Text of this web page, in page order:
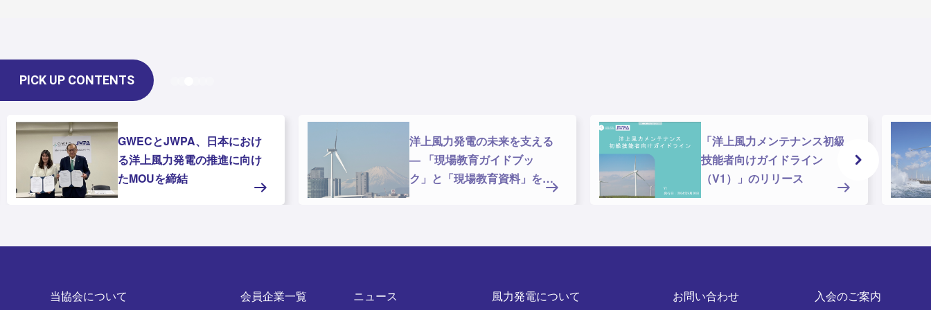
PICK UP CONTENTS
GWECとJWPA、日本におけ
る洋上風力発電の推進に向け
たMOUを締結
洋上風力発電の未来を支える
― 「現場教育ガイドブッ
ク」と「現場教育資料」を公
「洋上風力メンテナンス初級
技能者向けガイドライン
（V1）」のリリース
当協会について 会員企業一覧 ニュース 風力発電について お問い合わせ 入会のご案内